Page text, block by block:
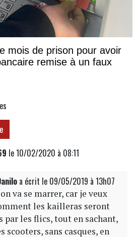
mois de prison pour avoir
remise à un faux
le 10/02/2020 à 08:11
a écrit le 09/05/2019 à 13h07
va se marrer, car je veux
les kailleras seront
par les flics, tout en sachant,
scooters, sans casques, en